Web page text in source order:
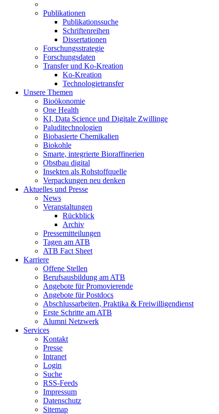
Publikationen
Publikationssuche
Schriftenreihen
Dissertationen
Forschungsstrategie
Forschungsdaten
Transfer und Ko-Kreation
Ko-Kreation
Technologietransfer
Unsere Themen
Bioökonomie
One Health
KI, Data Science und Digitale Zwillinge
Paluditechnologien
Biobasierte Chemikalien
Biokohle
Smarte, integrierte Bioraffinerien
Obstbau digital
Insekten als Rohstoffquelle
Verpackungen neu denken
Aktuelles und Presse
News
Veranstaltungen
Rückblick
Archiv
Pressemitteilungen
Tagen am ATB
ATB Fact Sheet
Karriere
Offene Stellen
Berufsausbildung am ATB
Angebote für Promovierende
Angebote für Postdocs
Abschlussarbeiten, Praktika & Freiwilligendienst
Erste Schritte am ATB
Alumni Netzwerk
Services
Kontakt
Presse
Intranet
Login
Suche
RSS-Feeds
Impressum
Datenschutz
Sitemap